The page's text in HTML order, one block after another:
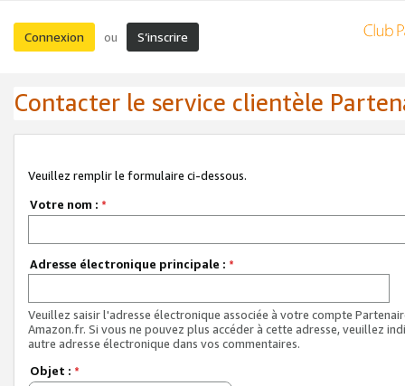
Connexion ou S’inscrire
Contacter le service clientèle
Veuillez remplir le formulaire ci-dessous.
Votre nom : *
Adresse électronique principale : *
Veuillez saisir l'adresse électronique associée à votre compte
Amazon.fr. Si vous ne pouvez plus accéder à cette adresse, veuillez
autre adresse électronique dans vos commentaires.
Objet : *